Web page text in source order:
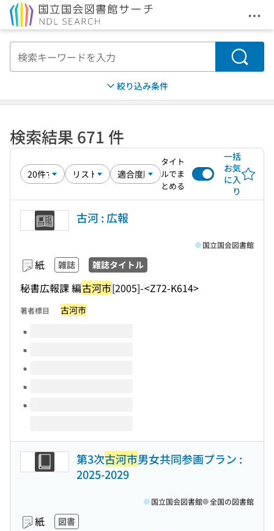
メ
検索
絞り込み条件
検索結果 671 件
タイト
ルでま
とめる
一括
お気
に入
り
古河 : 広報
紙 雑誌 雑誌タイトル
秘書広報課 編古河市[2005]-<Z72-K614>
国立国会図書館
著者標目 古河市
このタイトルの巻号
第3次古河市男女共同参画プラン :
2025-2029
紙 図書
国立国会図書館 全国の図書館